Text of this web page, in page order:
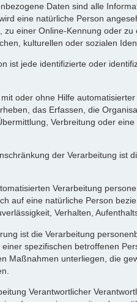
Daten sind alle
eine natürliche Person
einer Online-Kennung oder
kulturellen oder sozialen
ist jede identifizierte oder
oder ohne Hilfe
das Erfassen, die
Verbreitung oder
der Verarbeitung ist
Verarbeitung
auf eine natürliche Person
Verhalten,
ist die Verarbeitung
spezifischen betroffenen
Maßnahmen unterliegen, die
Verantwortlicher